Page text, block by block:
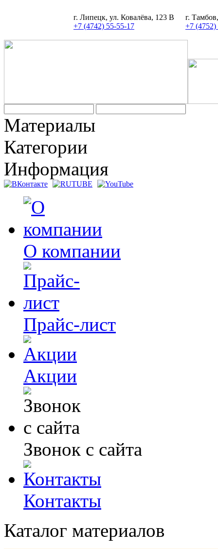
г. Липецк, ул. Ковалёва, 123 В
+7 (4742) 55-55-17
г.
+7 (4752)
Материалы
Категории
Информация
О компании
Прайс-лист
Акции
Звонок с сайта
Контакты
Каталог материалов